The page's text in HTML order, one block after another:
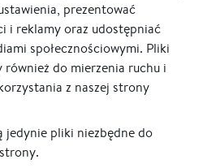
Polski producent
prezentować
i reklamy oraz udostępniać
społecznościowymi. Pliki
do mierzenia ruchu i
z naszej strony
jedynie pliki niezbędne do